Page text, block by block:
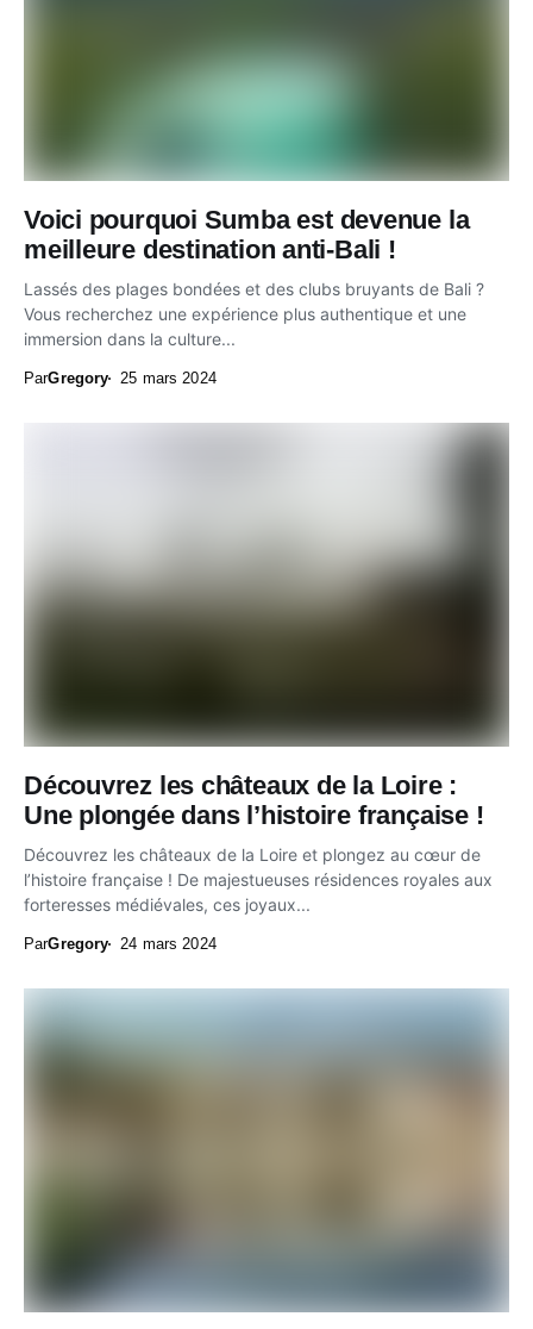
Voici pourquoi Sumba est devenue la
meilleure destination anti-Bali !
Lassés des plages bondées et des clubs bruyants de Bali ?
Vous recherchez une expérience plus authentique et une
immersion dans la culture...
ParGregory 25 mars 2024
Découvrez les châteaux de la Loire :
Une plongée dans l’histoire française !
Découvrez les châteaux de la Loire et plongez au cœur de
l’histoire française ! De majestueuses résidences royales aux
forteresses médiévales, ces joyaux...
ParGregory 24 mars 2024